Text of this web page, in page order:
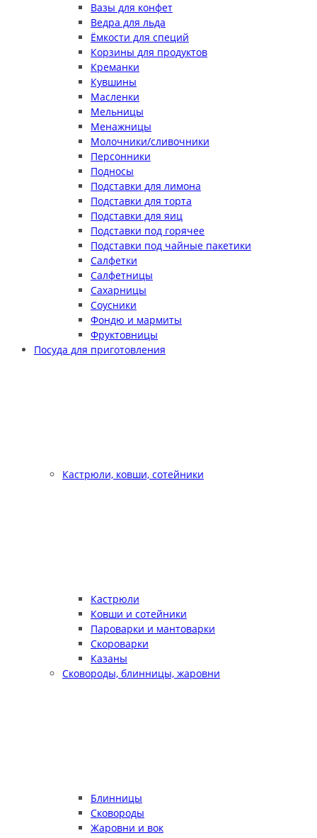
Вазы для конфет
Ведра для льда
Ёмкости для специй
Корзины для продуктов
Креманки
Кувшины
Масленки
Мельницы
Менажницы
Молочники/сливочники
Персонники
Подносы
Подставки для лимона
Подставки для торта
Подставки для яиц
Подставки под горячее
Подставки под чайные пакетики
Салфетки
Салфетницы
Сахарницы
Соусники
Фондю и мармиты
Фруктовницы
Посуда для приготовления
Кастрюли, ковши, сотейники
Кастрюли
Ковши и сотейники
Пароварки и мантоварки
Скороварки
Казаны
Сковороды, блинницы, жаровни
Блинницы
Сковороды
Жаровни и вок